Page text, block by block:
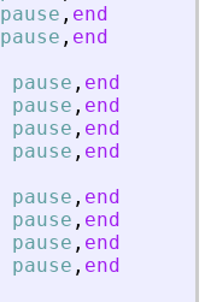
pause , end
pause , end
pause , end
pause , end
pause , end
pause , end
pause , end
pause , end
pause , end
pause , end